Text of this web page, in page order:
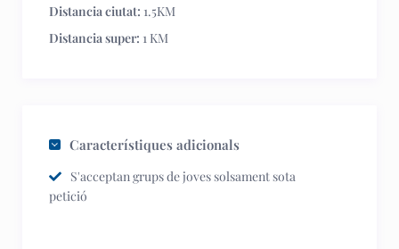
Distancia ciutat: 1.5KM
Distancia super: 1 KM
Característiques adicionals
S'acceptan grups de joves solsament sota
petició